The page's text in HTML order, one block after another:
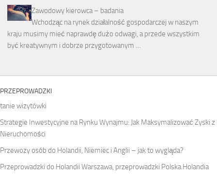
Zawodowy kierowca – badania
Wchodząc na rynek działalność gospodarczej w naszym
kraju musimy mieć naprawdę dużo odwagi, a przede wszystkim
być kreatywnym i dobrze przygotowanym …
PRZEPROWADZKI
tanie wizytówki
Strategie Inwestycyjne na Rynku Wynajmu: Jak Maksymalizować Zyski z
Nieruchomości
Przewozy osób do Holandii, Niemiec i Anglii – jak to wygląda?
Przeprowadzki do Holandii Warszawa, przeprowadzki Polska Holandia